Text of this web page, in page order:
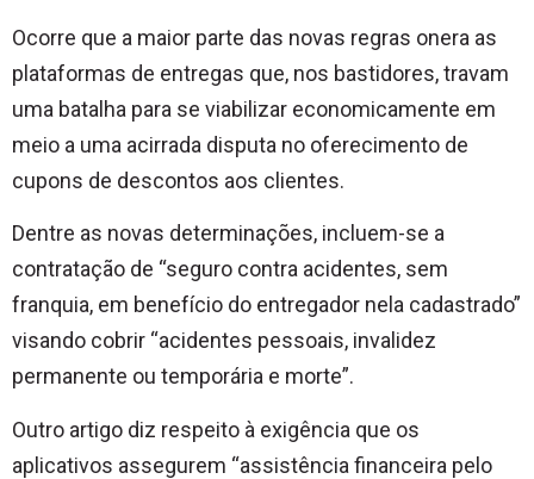
Ocorre que a maior parte das novas regras onera as
plataformas de entregas que, nos bastidores, travam
uma batalha para se viabilizar economicamente em
meio a uma acirrada disputa no oferecimento de
cupons de descontos aos clientes.
Dentre as novas determinações, incluem-se a
contratação de “seguro contra acidentes, sem
franquia, em benefício do entregador nela cadastrado”
visando cobrir “acidentes pessoais, invalidez
permanente ou temporária e morte”.
Outro artigo diz respeito à exigência que os
aplicativos assegurem “assistência financeira pelo